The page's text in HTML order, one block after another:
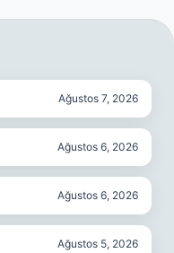
Ağustos 7, 2026
Ağustos 6, 2026
Ağustos 6, 2026
Ağustos 5, 2026